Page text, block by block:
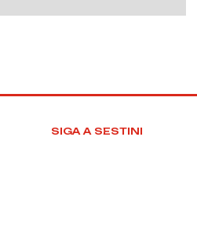
SIGA A SESTINI